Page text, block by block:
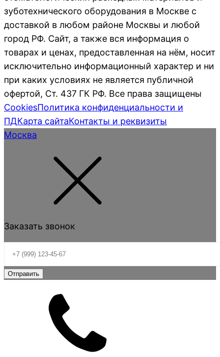
зуботехнического оборудования в Москве с
доставкой в любом районе Москвы и любой
город РФ. Сайт, а также вся информация о
товарах и ценах, предоставленная на нём, носит
исключительно информационный характер и ни
при каких условиях не является публичной
офертой, Ст. 437 ГК РФ. Все права защищены
CookiesПолитика конфиденциальности и
ПДКарта сайтаКонтакты и реквизиты
Москва
Заказать звонок